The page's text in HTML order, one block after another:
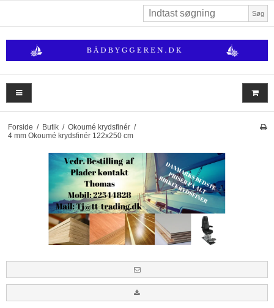
Søg
Forside / Butik / Okoumé krydsfinér /
4 mm Okoumé krydsfinér 122x250 cm